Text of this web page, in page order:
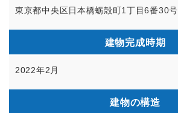
東京都中央区日本橋蛎殻町1丁目6番30号
建物完成時期
2022年2月
建物の構造